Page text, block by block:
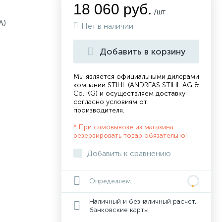
18 060 руб. /шт
Нет в наличии
Добавить в корзину
Мы является официальными дилерами
компании STIHL (ANDREAS STIHL AG &
Co. KG) и осуществляем доставку
согласно условиям от
производителя.
* При самовывозе из магазина
резервировать товар обязательно!
Добавить к сравнению
Определяем...
Наличный и безналичный расчет,
банковские карты